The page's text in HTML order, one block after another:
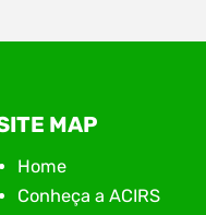
a produtividade, a
empresas do
da Informação
a edição
evento foi
MAP
Home
Conheça a ACIRS